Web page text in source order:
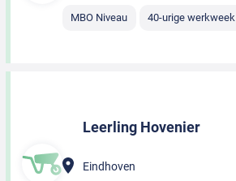
MBO Niveau 40-urige werkweek
Leerling Hovenier
Eindhoven